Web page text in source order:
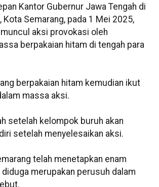
Kantor Gubernur Jawa Tengah di
Kota Semarang, pada 1 Mei 2025,
aksi provokasi oleh
berpakaian hitam di tengah para
berpakaian hitam kemudian ikut
massa aksi.
setelah kelompok buruh akan
setelah menyelesaikan aksi.
telah menetapkan enam
merupakan perusuh dalam